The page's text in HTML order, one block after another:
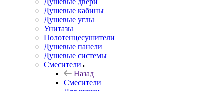
Душевые двери
Душевые кабины
Душевые углы
Унитазы
Полотенцесушители
Душевые панели
Душевые системы
Смесители
Назад
Смесители